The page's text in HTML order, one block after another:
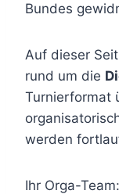
Bundes
Auf dieser
rund um die
Turnierformat
werden
Ihr Orga-